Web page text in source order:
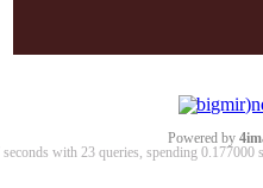
Powered by
seconds with 23 queries, spending